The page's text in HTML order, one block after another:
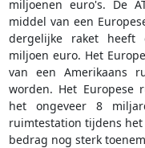
miljoenen euro's. De
middel van een
dergelijke raket heeft
miljoen euro. Het
van een Amerikaans
worden. Het Europese
het ongeveer 8
ruimtestation tijdens
bedrag nog sterk